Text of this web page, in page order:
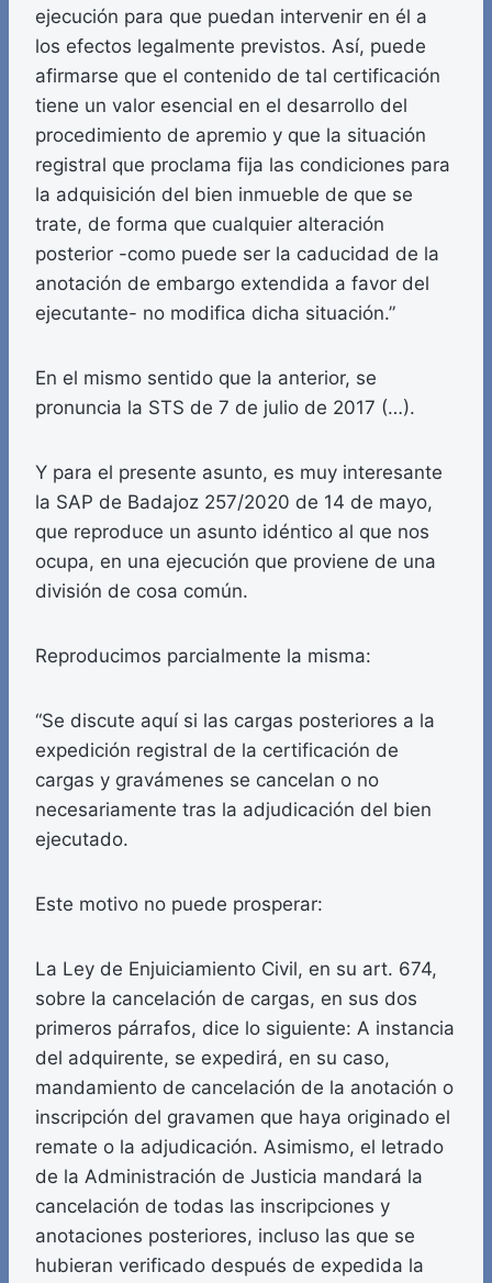
ejecución para que puedan intervenir en él a
los efectos legalmente previstos. Así, puede
afirmarse que el contenido de tal certificación
tiene un valor esencial en el desarrollo del
procedimiento de apremio y que la situación
registral que proclama fija las condiciones para
la adquisición del bien inmueble de que se
trate, de forma que cualquier alteración
posterior -como puede ser la caducidad de la
anotación de embargo extendida a favor del
ejecutante- no modifica dicha situación.”
En el mismo sentido que la anterior, se
pronuncia la STS de 7 de julio de 2017 (…).
Y para el presente asunto, es muy interesante
la SAP de Badajoz 257/2020 de 14 de mayo,
que reproduce un asunto idéntico al que nos
ocupa, en una ejecución que proviene de una
división de cosa común.
Reproducimos parcialmente la misma:
“Se discute aquí si las cargas posteriores a la
expedición registral de la certificación de
cargas y gravámenes se cancelan o no
necesariamente tras la adjudicación del bien
ejecutado.
Este motivo no puede prosperar:
La Ley de Enjuiciamiento Civil, en su art. 674,
sobre la cancelación de cargas, en sus dos
primeros párrafos, dice lo siguiente: A instancia
del adquirente, se expedirá, en su caso,
mandamiento de cancelación de la anotación o
inscripción del gravamen que haya originado el
remate o la adjudicación. Asimismo, el letrado
de la Administración de Justicia mandará la
cancelación de todas las inscripciones y
anotaciones posteriores, incluso las que se
hubieran verificado después de expedida la